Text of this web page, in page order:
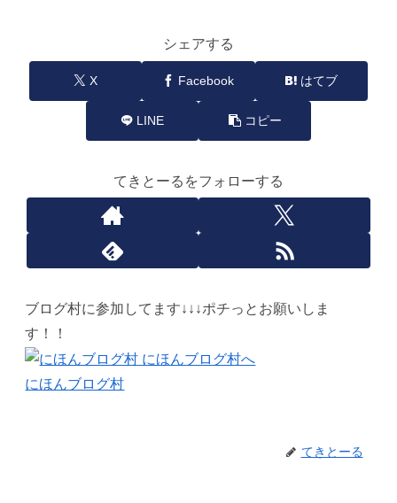
シェアする
X Facebook はてブ
LINE コピー
てきとーるをフォローする
ブログ村に参加してます↓↓↓ポチっとお願いしま
す！！
にほんブログ村
てきとーる